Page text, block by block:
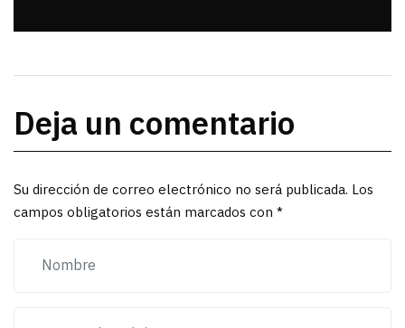
Deja un comentario
Su dirección de correo electrónico no será publicada. Los
campos obligatorios están marcados con *